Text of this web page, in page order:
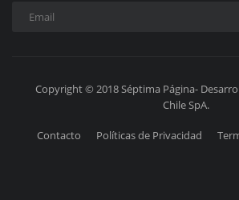
Copyright © 2018 Séptima Página-
Chile SpA.
Contacto Políticas de Privacidad